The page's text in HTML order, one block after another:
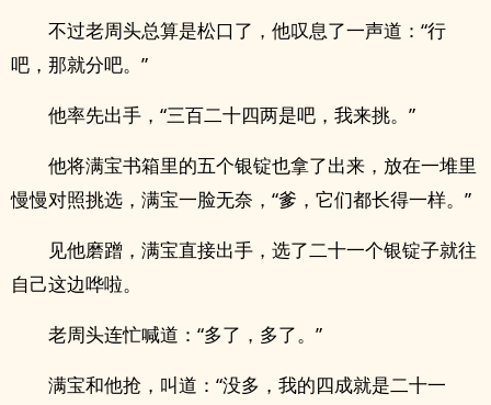
不过老周头总算是松口了，他叹息了一声道：“行
吧，那就分吧。”
他率先出手，“三百二十四两是吧，我来挑。”
他将满宝书箱里的五个银锭也拿了出来，放在一堆里
慢慢对照挑选，满宝一脸无奈，“爹，它们都长得一样。”
见他磨蹭，满宝直接出手，选了二十一个银锭子就往
自己这边哗啦。
老周头连忙喊道：“多了，多了。”
满宝和他抢，叫道：“没多，我的四成就是二十一